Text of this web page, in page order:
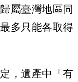
屬臺灣地區同
多只能各取得
，遺產中「有